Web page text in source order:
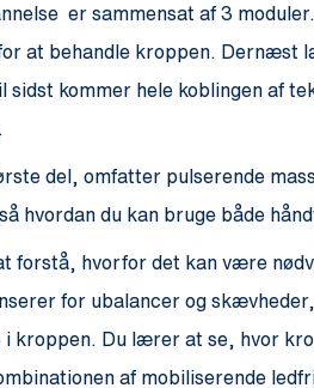
er sammensat af 3
at behandle kroppen. Dernæst
sidst kommer hele koblingen af
del, omfatter pulserende
hvordan du kan bruge både
forstå, hvorfor det kan være
for ubalancer og
kroppen. Du lærer at se, hvor
af mobiliserende